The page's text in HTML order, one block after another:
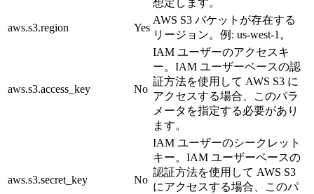
想定します。
aws.s3.region Yes
AWS S3 バケットが存在する
リージョン。例: us-west-1。
aws.s3.access_key No
IAM ユーザーのアクセスキ
ー。IAM ユーザーベースの認
証方法を使用して AWS S3 に
アクセスする場合、このパラ
メータを指定する必要があり
ます。
aws.s3.secret_key No
IAM ユーザーのシークレット
キー。IAM ユーザーベースの
認証方法を使用して AWS S3
にアクセスする場合、このパ